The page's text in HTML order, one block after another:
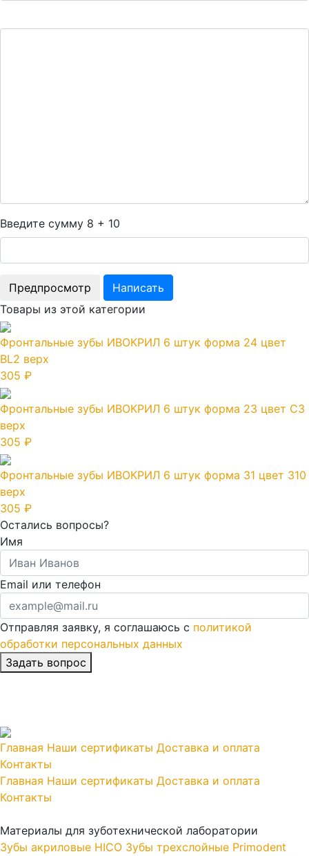
Введите сумму 8 + 10
Товары из этой категории
Фронтальные зубы ИВОКРИЛ 6 штук форма 24 цвет
ВL2 верх
305 ₽
Фронтальные зубы ИВОКРИЛ 6 штук форма 23 цвет C3
верх
305 ₽
Фронтальные зубы ИВОКРИЛ 6 штук форма 31 цвет 310
верх
305 ₽
Остались вопросы?
Имя
Email или телефон
Отправляя заявку, я соглашаюсь с политикой
обработки персональных данных
Главная Наши сертификаты Доставка и оплата
Контакты
Главная Наши сертификаты Доставка и оплата
Контакты
Материалы для зуботехнической лаборатории
Зубы акриловые HICO Зубы трехслойные Primodent